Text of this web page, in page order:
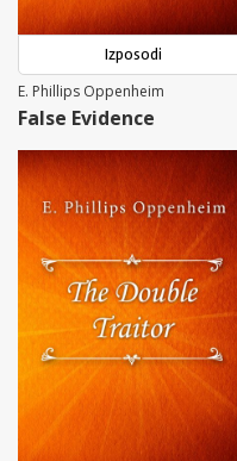
Izposodi
E. Phillips Oppenheim
False Evidence